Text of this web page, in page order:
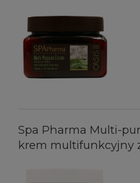
Spa Pharma Multi-
krem multifunkcyjny